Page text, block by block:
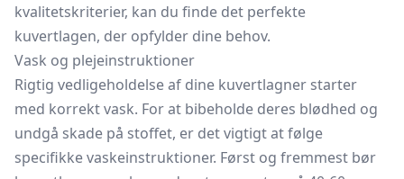
kvalitetskriterier, kan du finde det perfekte
kuvertlagen, der opfylder dine behov.
Vask og plejeinstruktioner
Rigtig vedligeholdelse af dine kuvertlagner starter
med korrekt vask. For at bibeholde deres blødhed og
undgå skade på stoffet, er det vigtigt at følge
specifikke vaskeinstruktioner. Først og fremmest bør